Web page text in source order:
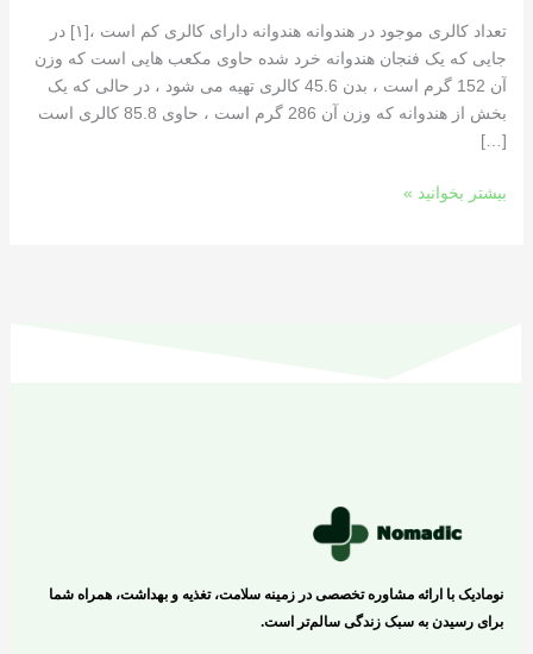
تعداد کالری موجود در هندوانه هندوانه دارای کالری کم است ،[١] در
جایی که یک فنجان هندوانه خرد شده حاوی مکعب هایی است که وزن
آن 152 گرم است ، بدن 45.6 کالری تهیه می شود ، در حالی که یک
بخش از هندوانه که وزن آن 286 گرم است ، حاوی 85.8 کالری است
[…]
بیشتر بخوانید »
نومادیک با ارائه مشاوره تخصصی در زمینه سلامت، تغذیه و بهداشت، همراه شما
برای رسیدن به سبک زندگی سالم‌تر است.